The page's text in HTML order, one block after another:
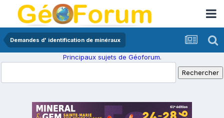
Demandes d' identification de minéraux
Principaux sujets de Géoforum.